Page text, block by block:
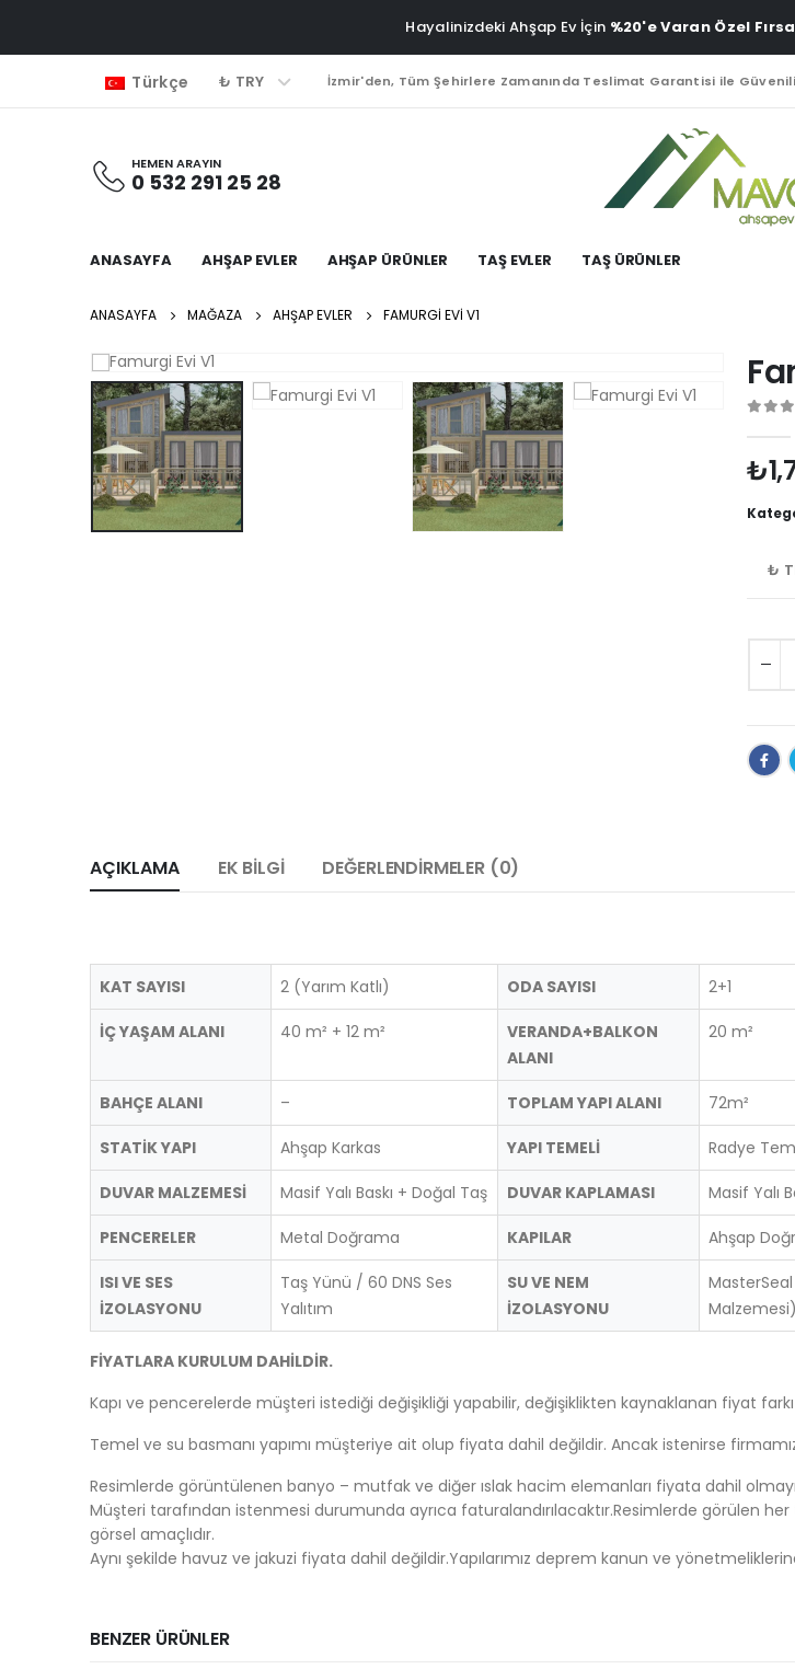
Hayalinizdeki Ahşap Ev İçin %20'e Varan Özel
Türkçe ₺ TRY İzmir'den, Tüm Şehirlere Zamanında Teslimat Garantisi ile
HEMEN ARAYIN
0 532 291 25 28
ANASAYFA AHŞAP EVLER AHŞAP ÜRÜNLER TAŞ EVLER TAŞ ÜRÜNLER
ANASAYFA MAĞAZA AHŞAP EVLER FAMURGI EVI V1
₺
₺
AÇIKLAMA EK BILGI DEĞERLENDIRMELER (0)
KAT SAYISI 2 (Yarım Katlı) ODA SAYISI 2+1
İÇ YAŞAM ALANI 40 m² + 12 m²
VERANDA+BALKON
ALANI
20 m²
BAHÇE ALANI – TOPLAM YAPI ALANI 72m²
STATİK YAPI Ahşap Karkas YAPI TEMELİ Radye
DUVAR MALZEMESİ Masif Yalı Baskı + Doğal Taş DUVAR KAPLAMASI Masif Yalı
PENCERELER Metal Doğrama KAPILAR Ahşap
ISI VE SES
İZOLASYONU
Taş Yünü / 60 DNS Ses
Yalıtım
SU VE NEM
İZOLASYONU
MasterSeal
Malzemesi)
FİYATLARA KURULUM DAHİLDİR.
Kapı ve pencerelerde müşteri istediği değişikliği yapabilir, değişiklikten kaynaklanan fiyat
Temel ve su basmanı yapımı müşteriye ait olup fiyata dahil değildir. Ancak istenirse
Resimlerde görüntülenen banyo – mutfak ve diğer ıslak hacim elemanları fiyata dahil
Müşteri tarafından istenmesi durumunda ayrıca faturalandırılacaktır.Resimlerde görülen
görsel amaçlıdır.
Aynı şekilde havuz ve jakuzi fiyata dahil değildir.Yapılarımız deprem kanun ve
BENZER ÜRÜNLER